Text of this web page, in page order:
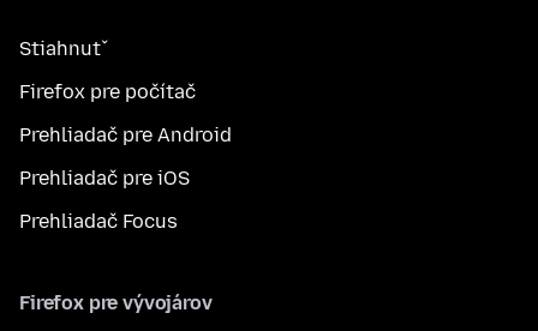
Stiahnuť
Firefox pre počítač
Prehliadač pre Android
Prehliadač pre iOS
Prehliadač Focus
Firefox pre vývojárov